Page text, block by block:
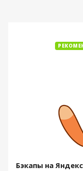
Бэкапы на